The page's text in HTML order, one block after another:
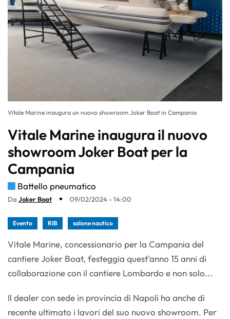
Vitale Marine inaugura un nuovo showroom Joker Boat in Campania
Vitale Marine inaugura il nuovo
showroom Joker Boat per la
Campania
Battello pneumatico
Da Joker Boat 09/02/2024 - 14:00
Evento RIB salone nautico
Vitale Marine, concessionario per la Campania del
cantiere Joker Boat, festeggia quest'anno 15 anni di
collaborazione con il cantiere Lombardo e non solo...
Il dealer con sede in provincia di Napoli ha anche di
recente ultimato i lavori del suo nuovo showroom. Per